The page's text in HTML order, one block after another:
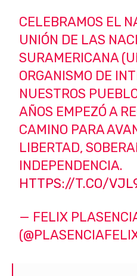
CELEBRAMOS EL
UNIÓN DE LAS
SURAMERICANA
ORGANISMO DE
NUESTROS
AÑOS EMPEZÓ A
CAMINO PARA
LIBERTAD,
INDEPENDENCIA.
HTTPS://T.CO/
— FELIX